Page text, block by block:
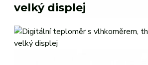
velký displej